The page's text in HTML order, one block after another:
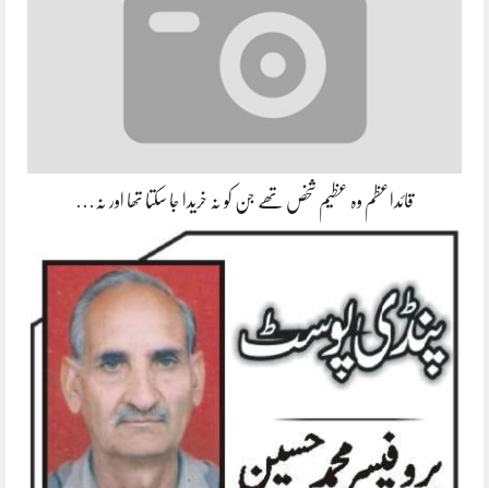
قائداعظم وہ عظیم شخص تھے جن کو نہ خریدا جا سکتا تھا اور نہ…